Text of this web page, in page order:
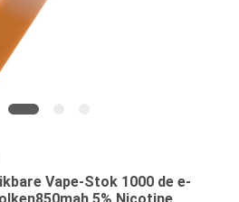
Vape-Stok 1000 de e-